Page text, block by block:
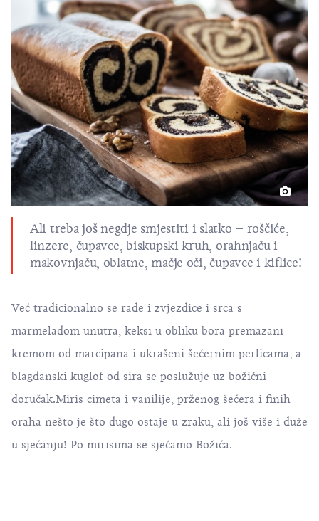
Ali treba još negdje smjestiti i slatko – roščiće,
linzere, čupavce, biskupski kruh, orahnjaču i
makovnjaču, oblatne, mačje oči, čupavce i kiflice!
Već tradicionalno se rade i zvjezdice i srca s
marmeladom unutra, keksi u obliku bora premazani
kremom od marcipana i ukrašeni šećernim perlicama, a
blagdanski kuglof od sira se poslužuje uz božićni
doručak.Miris cimeta i vanilije, prženog šećera i finih
oraha nešto je što dugo ostaje u zraku, ali još više i duže
u sjećanju! Po mirisima se sjećamo Božića.